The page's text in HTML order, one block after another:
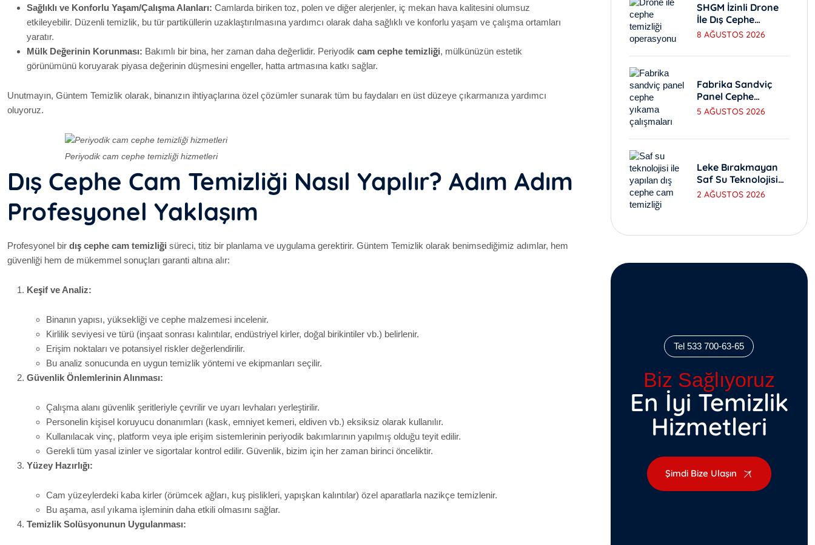
Sağlıklı ve Konforlu Yaşam/Çalışma Alanları: Camlarda biriken toz, polen ve diğer alerjenler, iç mekan hava kalitesini olumsuz
etkileyebilir. Düzenli temizlik, bu tür partiküllerin uzaklaştırılmasına yardımcı olarak daha sağlıklı ve konforlu yaşam ve çalışma ortamları
yaratır.
Mülk Değerinin Korunması: Bakımlı bir bina, her zaman daha değerlidir. Periyodik cam cephe temizliği, mülkünüzün estetik
görünümünü koruyarak piyasa değerinin düşmesini engeller, hatta artmasına katkı sağlar.
Unutmayın, Güntem Temizlik olarak, binanızın ihtiyaçlarına özel çözümler sunarak tüm bu faydaları en üst düzeye çıkarmanıza yardımcı
oluyoruz.
Periyodik cam cephe temizliği hizmetleri
Dış Cephe Cam Temizliği Nasıl Yapılır? Adım Adım
Profesyonel Yaklaşım
Profesyonel bir dış cephe cam temizliği süreci, titiz bir planlama ve uygulama gerektirir. Güntem Temizlik olarak benimsediğimiz adımlar, hem
güvenliği hem de mükemmel sonuçları garanti altına alır:
Keşif ve Analiz:
Binanın yapısı, yüksekliği ve cephe malzemesi incelenir.
Kirlilik seviyesi ve türü (inşaat sonrası kalıntılar, endüstriyel kirler, doğal birikintiler vb.) belirlenir.
Erişim noktaları ve potansiyel riskler değerlendirilir.
Bu analiz sonucunda en uygun temizlik yöntemi ve ekipmanları seçilir.
Güvenlik Önlemlerinin Alınması:
Çalışma alanı güvenlik şeritleriyle çevrilir ve uyarı levhaları yerleştirilir.
Personelin kişisel koruyucu donanımları (kask, emniyet kemeri, eldiven vb.) eksiksiz olarak kullanılır.
Kullanılacak vinç, platform veya iple erişim sistemlerinin periyodik bakımlarının yapılmış olduğu teyit edilir.
Gerekli tüm yasal izinler ve sigortalar kontrol edilir. Güvenlik, bizim için her zaman birinci önceliktir.
Yüzey Hazırlığı:
Cam yüzeylerdeki kaba kirler (örümcek ağları, kuş pislikleri, yapışkan kalıntılar) özel aparatlarla nazikçe temizlenir.
Bu aşama, asıl yıkama işleminin daha etkili olmasını sağlar.
Temizlik Solüsyonunun Uygulanması:
SHGM İzinli Drone
İle Dış Cephe
Yıkama
8 AĞUSTOS 2026
Fabrika Sandviç
Panel Cephe
Yıkama Ve Bakım
5 AĞUSTOS 2026
Leke Bırakmayan
Saf Su Teknolojisi
Ile Dış Cephe
2 AĞUSTOS 2026
Tel 533 700-63-65
Biz Sağlıyoruz
En İyi Temizlik
Hizmetleri
Şimdi Bize Ulaşın